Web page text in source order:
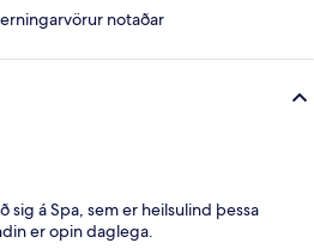
notaðar
sig á Spa, sem er heilsulind þessa
er opin daglega.